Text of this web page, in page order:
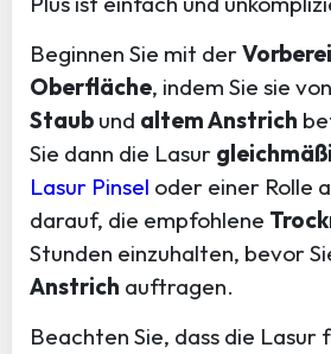
Beginnen Sie mit der
Oberfläche, indem Sie sie von
Staub und altem Anstrich
Sie dann die Lasur
Lasur Pinsel oder einer Rolle
darauf, die empfohlene
Stunden einzuhalten, bevor
Anstrich auftragen.
Beachten Sie, dass die Lasur